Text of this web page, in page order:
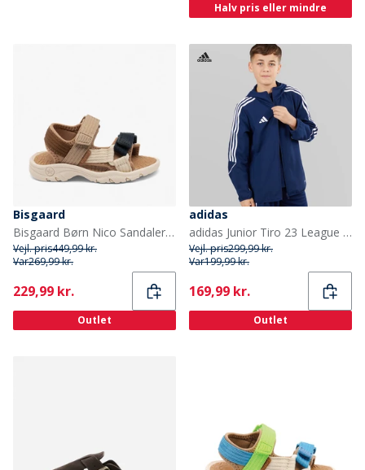
Halv pris eller mindre
Bisgaard
Bisgaard Børn Nico Sandaler Natur
Vejl. pris449,99 kr.
Var269,99 kr.
Current
229,99 kr.
Outlet
adidas
adidas Junior Tiro 23 League Vindjakke Team Navy Blue
Vejl. pris299,99 kr.
Var199,99 kr.
Current
169,99 kr.
Outlet